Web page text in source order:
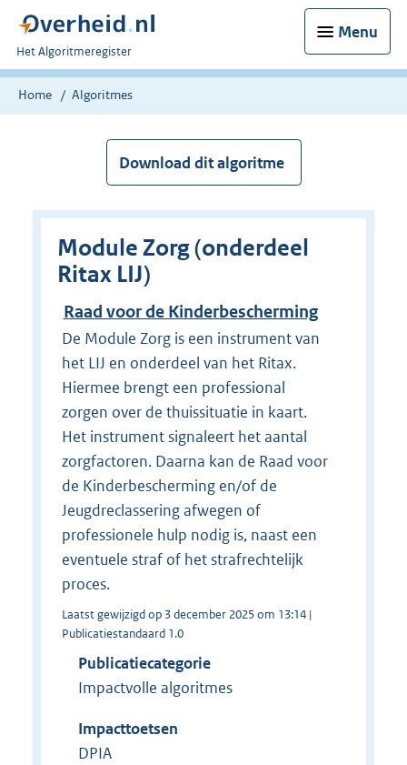
Menu
U
bent
nu
Het Algoritmeregister
Home Algoritmes
Download dit algoritme
Module Zorg (onderdeel
Ritax LIJ)
Raad voor de Kinderbescherming
De Module Zorg is een instrument van
het LIJ en onderdeel van het Ritax.
Hiermee brengt een professional
zorgen over de thuissituatie in kaart.
Het instrument signaleert het aantal
zorgfactoren. Daarna kan de Raad voor
de Kinderbescherming en/of de
Jeugdreclassering afwegen of
professionele hulp nodig is, naast een
eventuele straf of het strafrechtelijk
proces.
Laatst gewijzigd op 3 december 2025 om 13:14 |
Publicatiestandaard 1.0
Publicatiecategorie
Impactvolle algoritmes
Impacttoetsen
DPIA